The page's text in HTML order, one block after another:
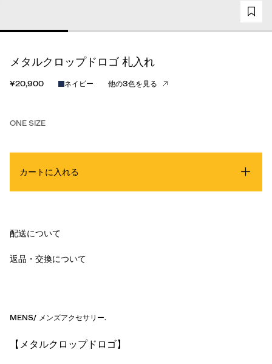
メタルクロップドロゴ 札入れ
¥20,900 ネイビー 他の3色を見る
ONE SIZE
カートに入れる
配送について
返品・交換について
MENS/ メンズアクセサリー.
【メタルクロップドロゴ】